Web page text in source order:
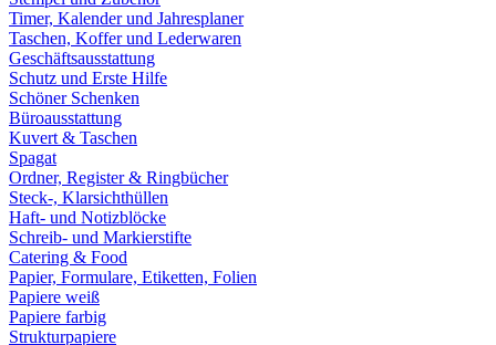
Timer, Kalender und Jahresplaner
Taschen, Koffer und Lederwaren
Geschäftsausstattung
Schutz und Erste Hilfe
Schöner Schenken
Büroausstattung
Kuvert & Taschen
Spagat
Ordner, Register & Ringbücher
Steck-, Klarsichthüllen
Haft- und Notizblöcke
Schreib- und Markierstifte
Catering & Food
Papier, Formulare, Etiketten, Folien
Papiere weiß
Papiere farbig
Strukturpapiere